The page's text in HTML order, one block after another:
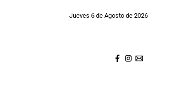
Jueves 6 de Agosto de 2026